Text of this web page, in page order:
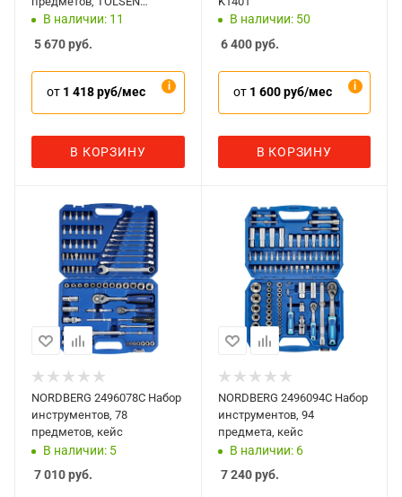
TT85352
В наличии: 11
5 670руб.
от 1 418 руб/мес
В КОРЗИНУ
В наличии: 50
6 400руб.
от 1 600 руб/мес
В КОРЗИНУ
NORDBERG 2496078C Набор
инструментов, 78
предметов, кейс
В наличии: 5
7 010руб.
NORDBERG 2496094C Набор
инструментов, 94
предмета, кейс
В наличии: 6
7 240руб.